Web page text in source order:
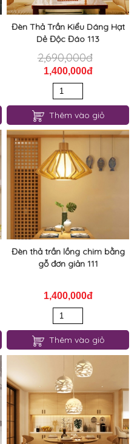
1,400,000đ
Đèn thả trần lồng chim bằng
gỗ đơn giản 111
1,400,000đ
Đèn thả trang trí bàn ăn đơn
giản 109/3